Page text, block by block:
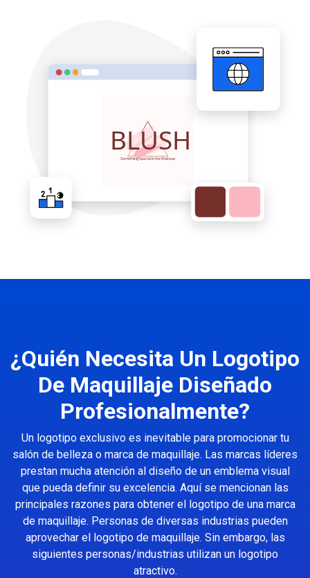
¿Quién Necesita Un Logotipo
De Maquillaje Diseñado
Profesionalmente?
Un logotipo exclusivo es inevitable para promocionar tu
salón de belleza o marca de maquillaje. Las marcas líderes
prestan mucha atención al diseño de un emblema visual
que pueda definir su excelencia. Aquí se mencionan las
principales razones para obtener el logotipo de una marca
de maquillaje. Personas de diversas industrias pueden
aprovechar el logotipo de maquillaje. Sin embargo, las
siguientes personas/industrias utilizan un logotipo
atractivo.